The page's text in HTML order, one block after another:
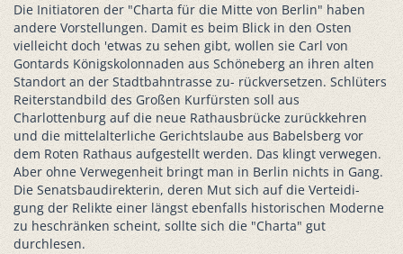
Die Initiatoren der "Charta für die Mitte von Berlin" haben
andere Vorstellungen. Damit es beim Blick in den Osten
vielleicht doch 'etwas zu sehen gibt, wollen sie Carl von
Gontards Königskolonnaden aus Schöneberg an ihren alten
Standort an der Stadtbahntrasse zu- rückversetzen. Schlüters
Reiterstandbild des Großen Kurfürsten soll aus
Charlottenburg auf die neue Rathausbrücke zurückkehren
und die mittelalterliche Gerichtslaube aus Babelsberg vor
dem Roten Rathaus aufgestellt werden. Das klingt verwegen.
Aber ohne Verwegenheit bringt man in Berlin nichts in Gang.
Die Senatsbaudirekterin, deren Mut sich auf die Verteidi-
gung der Relikte einer längst ebenfalls historischen Moderne
zu heschränken scheint, sollte sich die "Charta" gut
durchlesen.